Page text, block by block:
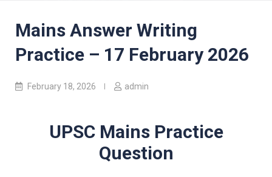
Mains Answer Writing
Practice – 17 February 2026
February 18, 2026 admin
UPSC Mains Practice
Question